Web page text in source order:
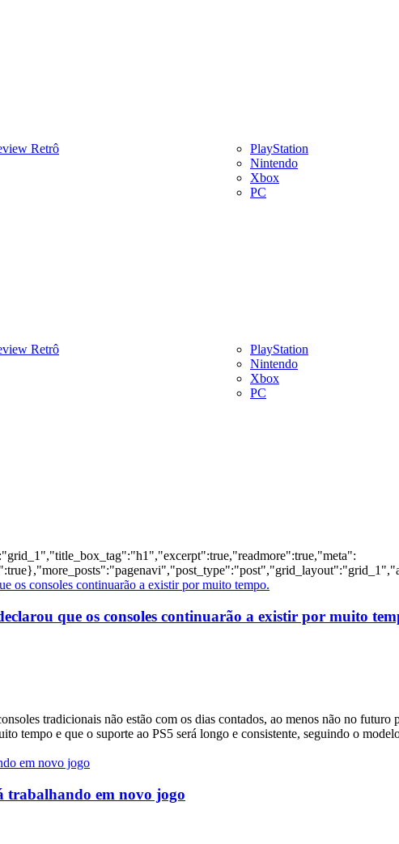
Retrô
PlayStation
Nintendo
Xbox
PC
Retrô
PlayStation
Nintendo
Xbox
PC
que os consoles continuarão a existir por muito
tradicionais não estão com os dias contados, ao menos não no
tempo e que o suporte ao PS5 será longo e consistente, seguindo o
trabalhando em novo jogo